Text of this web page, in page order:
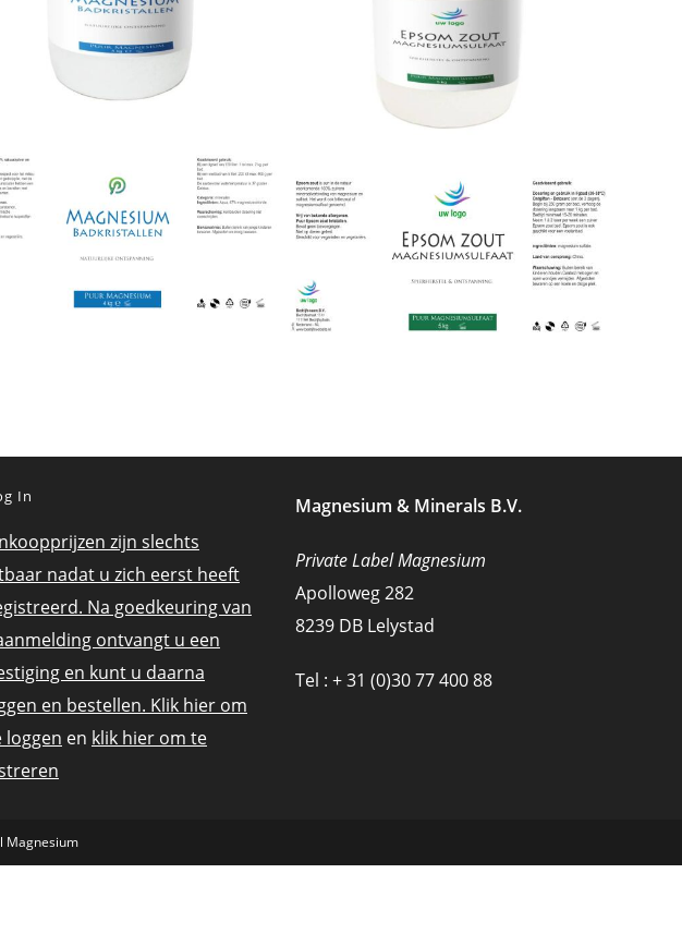
In
zijn slechts
nadat u zich eerst heeft
Na goedkeuring van
ontvangt u een
en kunt u daarna
en bestellen. Klik hier om
loggen en klik hier om te
Magnesium & Minerals B.V.
Private Label Magnesium
Apolloweg 282
8239 DB Lelystad
Tel : + 31 (0)30 77 400 88
Magnesium